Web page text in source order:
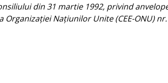
din 31 martie 1992, privind
Națiunilor Unite (CEE-ONU)